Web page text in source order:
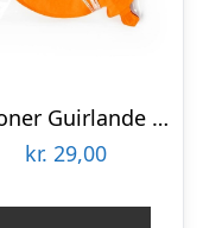
Balloner Guirlande Multifarvet
kr. 29,00